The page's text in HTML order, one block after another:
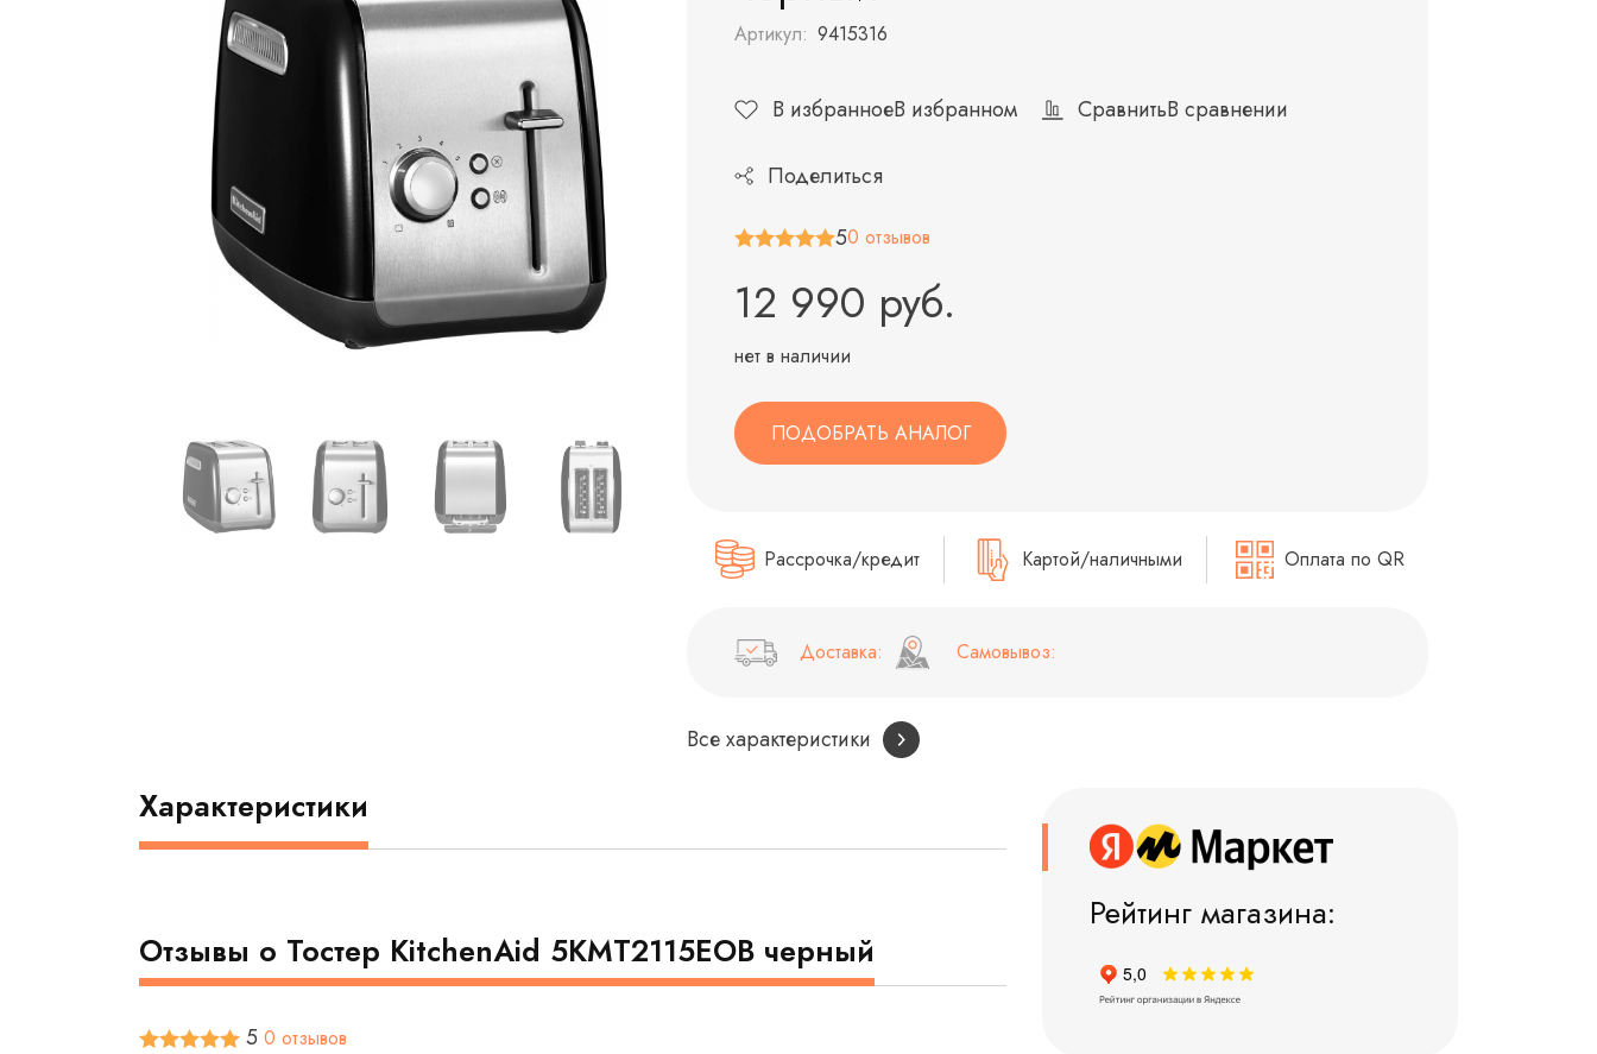
Артикул: 9415316
В избранноеВ избранном СравнитьВ сравнении
Поделиться
50 отзывов
12 990 руб.
нет в наличии
ПОДОБРАТЬ АНАЛОГ
Рассрочка/кредит Картой/наличными Оплата по QR
Доставка: Самовывоз:
Все характеристики
Рейтинг магазина:
Характеристики
Отзывы о Тостер KitchenAid 5KMT2115EOB черный
5 0 отзывов